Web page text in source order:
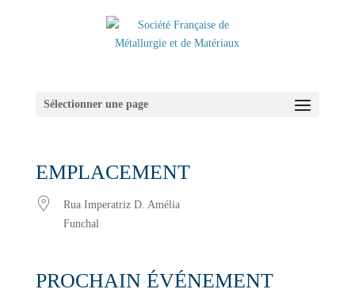
Sélectionner une page
EMPLACEMENT
Rua Imperatriz D. Amélia
Funchal
PROCHAIN ÉVÉNEMENT